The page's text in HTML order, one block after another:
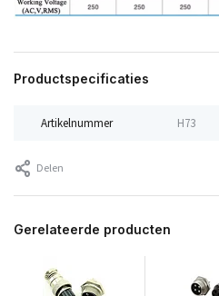
Productspecificaties
Artikelnummer H73
Delen
Gerelateerde producten